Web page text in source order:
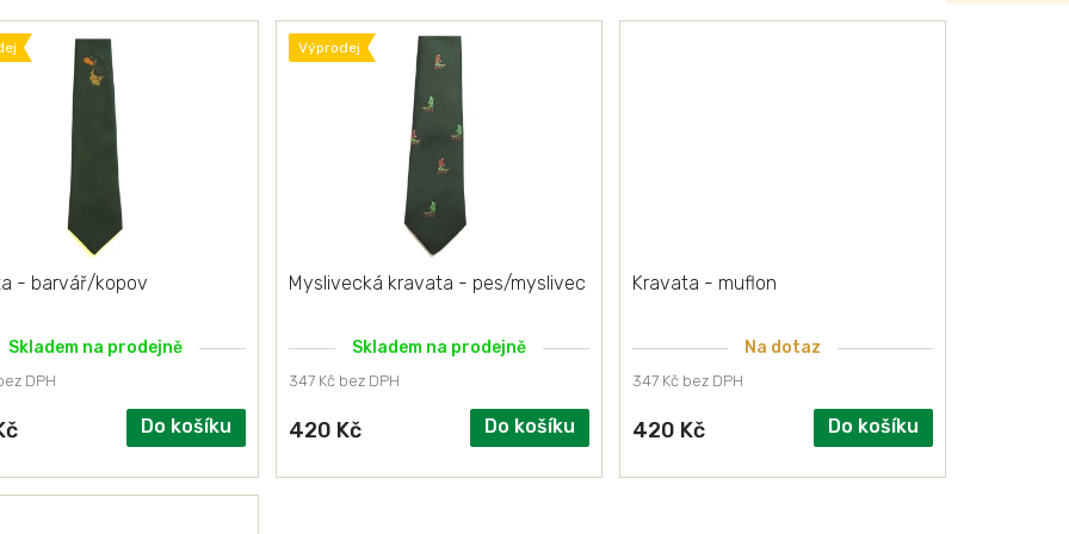
- barvář/kopov
Skladem na prodejně
DPH
Do košíku
Výprodej
Myslivecká kravata - pes/myslivec
Skladem na prodejně
347 Kč bez DPH
420 Kč Do košíku
Kravata - muflon
Na dotaz
347 Kč bez DPH
420 Kč Do košíku